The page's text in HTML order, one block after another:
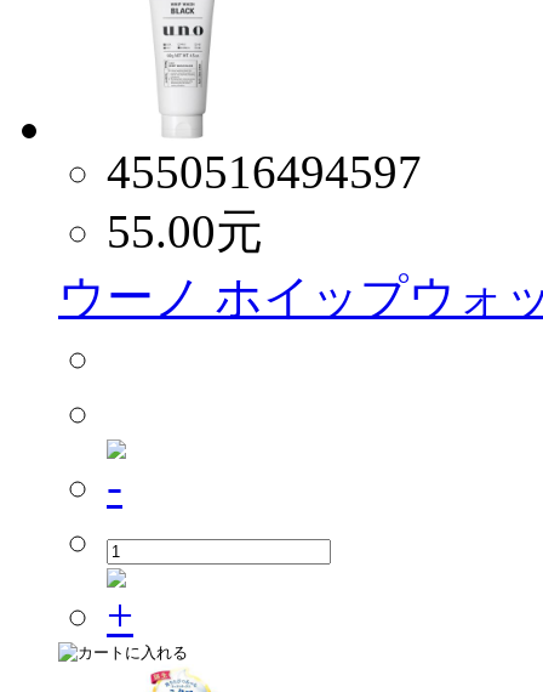
4550516494597
55.00元
ウーノ ホイップウォ